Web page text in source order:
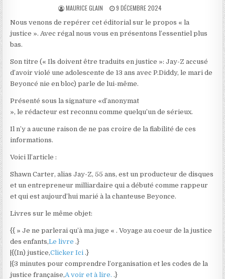
AUTHOR:
MAURICE GLAIN
PUBLISHED
9 DÉCEMBRE 2024
Nous venons de repérer cet éditorial sur le propos « la
justice ». Avec régal nous vous en présentons l’essentiel plus
bas.
Son titre (« Ils doivent être traduits en justice »: Jay-Z accusé
d’avoir violé une adolescente de 13 ans avec P.Diddy, le mari de
Beyoncé nie en bloc) parle de lui-même.
Présenté sous la signature «d’anonymat
», le rédacteur est reconnu comme quelqu’un de sérieux.
Il n’y a aucune raison de ne pas croire de la fiabilité de ces
informations.
Voici ll’article :
Shawn Carter, alias Jay-Z, 55 ans, est un producteur de disques
et un entrepreneur milliardaire qui a débuté comme rappeur
et qui est aujourd’hui marié à la chanteuse Beyonce.
Livres sur le même objet:
{{ » Je ne parlerai qu’à ma juge « . Voyage au coeur de la justice
des enfants,Le livre.}
|{(In) justice,Clicker Ici.}
|{3 minutes pour comprendre l’organisation et les codes de la
justice française,A voir et à lire..}